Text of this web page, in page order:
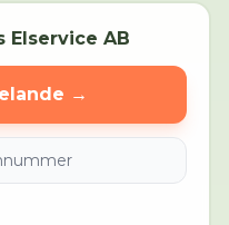
Elservice AB
→